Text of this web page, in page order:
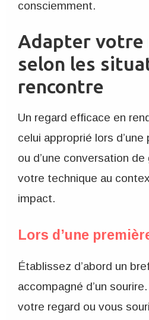
consciemment.
Adapter votre
selon les
rencontre
Un regard efficace en
celui approprié lors
ou d’une conversation
votre technique au
impact.
Lors d’une
Établissez d’abord un
accompagné d’un
votre regard ou vous